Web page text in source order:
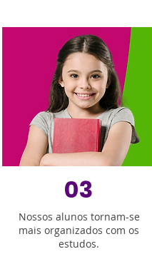
03
Nossos alunos tornam-se
mais organizados com os
estudos.